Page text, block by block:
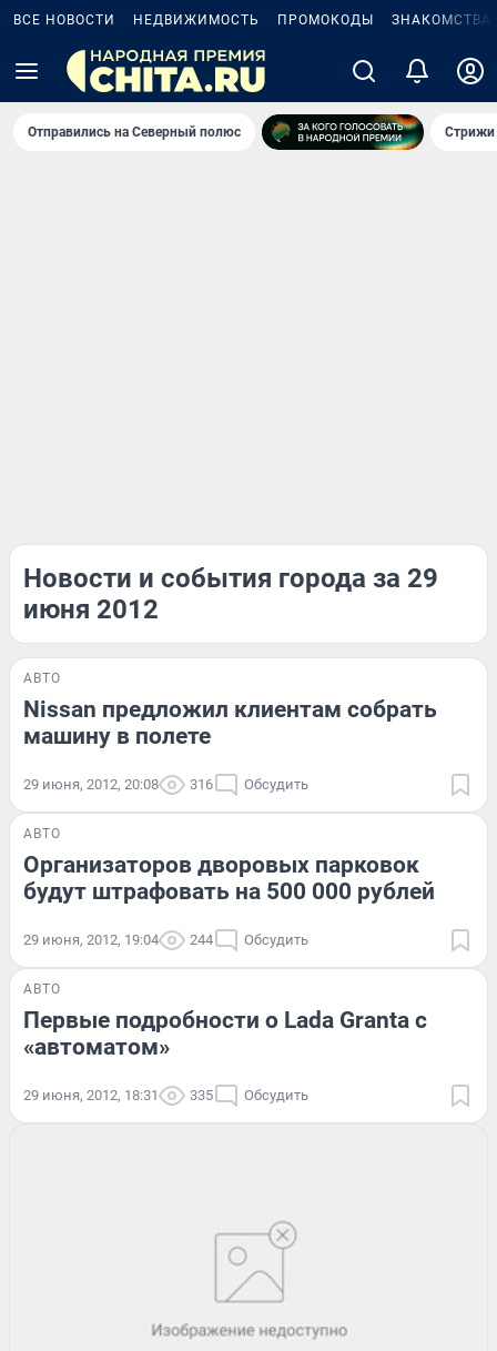
ВСЕ НОВОСТИ НЕДВИЖИМОСТЬ ПРОМОКОДЫ ЗНАКОМСТВА
Отправились на Северный полюс Стрижи
Новости и события города за 29
июня 2012
АВТО
Nissan предложил клиентам собрать
машину в полете
29 июня, 2012, 20:08 316 Обсудить
АВТО
Организаторов дворовых парковок
будут штрафовать на 500 000 рублей
29 июня, 2012, 19:04 244 Обсудить
АВТО
Первые подробности о Lada Granta с
«автоматом»
29 июня, 2012, 18:31 335 Обсудить